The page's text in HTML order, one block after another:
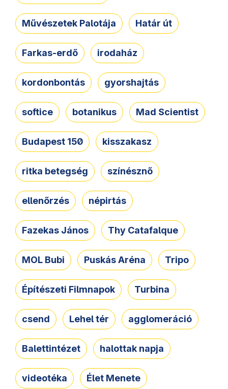
Művészetek Palotája Határ út
Farkas-erdő irodaház
kordonbontás gyorshajtás
softice botanikus Mad Scientist
Budapest 150 kisszakasz
ritka betegség színésznő
ellenőrzés népirtás
Fazekas János Thy Catafalque
MOL Bubi Puskás Aréna Tripo
Építészeti Filmnapok Turbina
csend Lehel tér agglomeráció
Balettintézet halottak napja
videotéka Élet Menete